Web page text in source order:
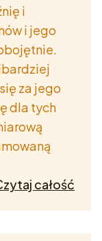
i
i jego
za jego
dla tych
całość